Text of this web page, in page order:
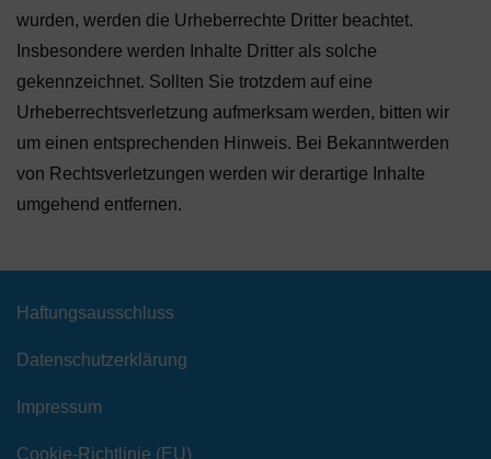
wurden, werden die Urheberrechte Dritter beachtet.
Insbesondere werden Inhalte Dritter als solche
gekennzeichnet. Sollten Sie trotzdem auf eine
Urheberrechtsverletzung aufmerksam werden, bitten wir
um einen entsprechenden Hinweis. Bei Bekanntwerden
von Rechtsverletzungen werden wir derartige Inhalte
umgehend entfernen.
Haftungsausschluss
Datenschutzerklärung
Impressum
Cookie-Richtlinie (EU)